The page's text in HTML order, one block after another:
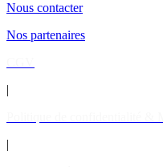
Nous contacter
Nos partenaires
|
|